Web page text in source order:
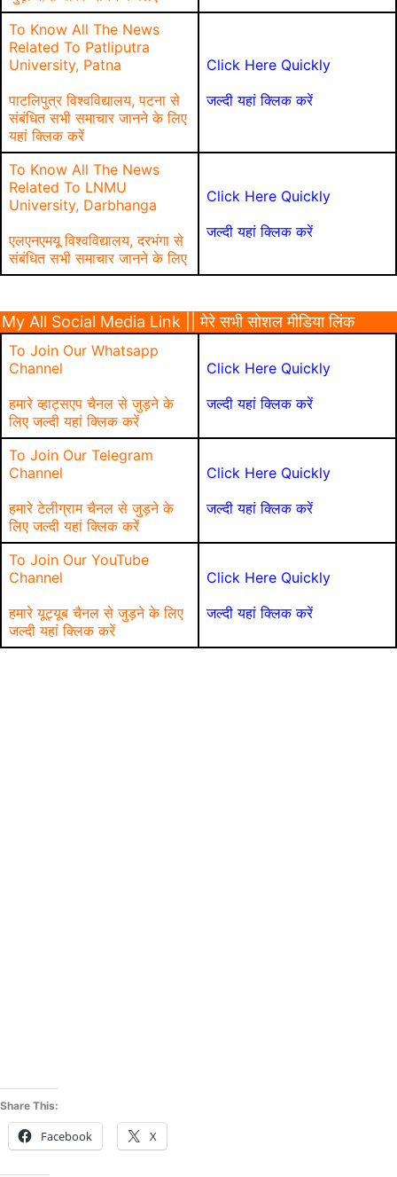
To Know All The News
Related To Patliputra
University, Patna
पाटलिपुत्र विश्वविद्यालय, पटना से
संबंधित सभी समाचार जानने के लिए
यहां क्लिक करें
Click Here Quickly
जल्दी यहां क्लिक करें
To Know All The News
Related To LNMU
University, Darbhanga
एलएनएमयू विश्वविद्यालय, दरभंगा से
संबंधित सभी समाचार जानने के लिए
Click Here Quickly
जल्दी यहां क्लिक करें
My All Social Media Link || मेरे सभी सोशल मीडिया लिंक
To Join Our Whatsapp
Channel
हमारे व्हाट्सएप चैनल से जुड़ने के
लिए जल्दी यहां क्लिक करें
Click Here Quickly
जल्दी यहां क्लिक करें
To Join Our Telegram
Channel
हमारे टेलीग्राम चैनल से जुड़ने के
लिए जल्दी यहां क्लिक करें
Click Here Quickly
जल्दी यहां क्लिक करें
To Join Our YouTube
Channel
हमारे यूट्यूब चैनल से जुड़ने के लिए
जल्दी यहां क्लिक करें
Click Here Quickly
जल्दी यहां क्लिक करें
Share This:
Facebook X